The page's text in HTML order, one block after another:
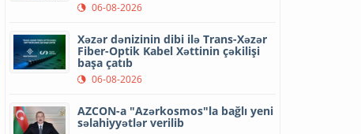
06-08-2026
Xəzər dənizinin dibi ilə Trans-Xəzər
Fiber-Optik Kabel Xəttinin çəkilişi
başa çatıb
06-08-2026
AZCON-a "Azərkosmos"la bağlı yeni
səlahiyyətlər verilib